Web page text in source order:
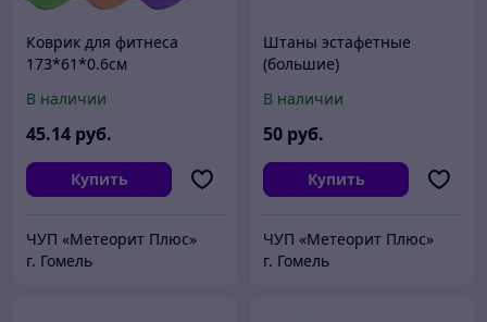
Коврик для фитнеса
173*61*0.6см
В наличии
45.14 руб.
Купить
ЧУП «Метеорит Плюс»
г. Гомель
Штаны эстафетные
(большие)
В наличии
50 руб.
Купить
ЧУП «Метеорит Плюс»
г. Гомель